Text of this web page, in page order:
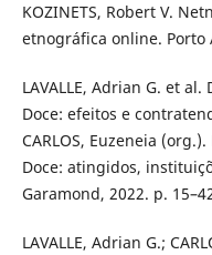
KOZINETS, Robert V.
etnográfica online. Porto
LAVALLE, Adrian G. et
Doce: efeitos e
CARLOS, Euzeneia
Doce: atingidos,
Garamond, 2022. p.
LAVALLE, Adrian G.;